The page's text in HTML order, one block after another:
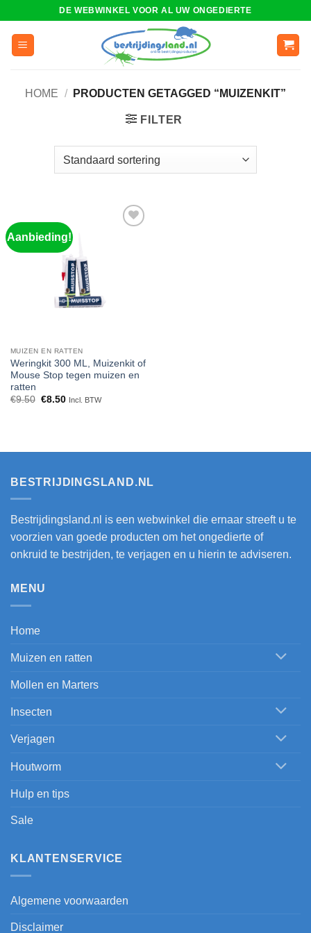
inhoud
DE WEBWINKEL VOOR AL UW ONGEDIERTE
HOME / PRODUCTEN GETAGGED “MUIZENKIT”
FILTER
Aanbieding!
MUIZEN EN RATTEN
Weringkit 300 ML, Muizenkit of
Mouse Stop tegen muizen en
ratten
€9.50 Oorspronkelijke
€8.50Huidige
Incl. BTW
BESTRIJDINGSLAND.NL
Bestrijdingsland.nl is een webwinkel die ernaar streeft u te
voorzien van goede producten om het ongedierte of
onkruid te bestrijden, te verjagen en u hierin te adviseren.
MENU
Home
Muizen en ratten
Mollen en Marters
Insecten
Verjagen
Houtworm
Hulp en tips
Sale
KLANTENSERVICE
Algemene voorwaarden
Disclaimer